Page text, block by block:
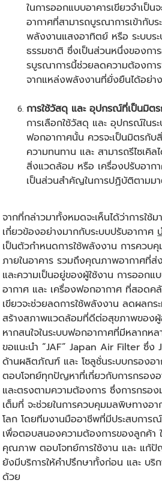
ในการออกแบบอาคารเขียวจำเป็
อากาศที่สามารถบูรณาการเข้ากับ
พลังงานแสงอาทิตย์ หรือ ระบบร
ธรรมชาติ ซึ่งเป็นส่วนหนึ่งของกา
รบูรณาการนี้ช่วยลดความต้องกา
จากแหล่งพลังงานที่ยั่งยืนได้อย่า
การใช้วัสดุ และ อุปกรณ์ที่เป็นมิต
การเลือกใช้วัสดุ และ อุปกรณ์ในร
ฟอกอากาศนั้น ควรจะเป็นมิตรกั
ความทนทาน และ สามารถรีไซเคิ
สิ่งแวดล้อม หรือ เครื่องปรับอาก
เป็นส่วนสำคัญในการปฏิบัติตามมา
จากที่กล่าวมาทั้งหมดจะเห็นได้ว่าการใช้
เกี่ยวข้องอย่างมากกับระบบปรับอากาศ
เป็นตัวกำหนดการใช้พลังงาน การคว
ภายในอาคาร รวมถึงคุณภาพอากาศที่
และความเป็นอยู่ของผู้ใช้งาน การออกแ
อากาศ และ เครื่องฟอกอากาศ ที่สอดค
เขียวจะช่วยลดการใช้พลังงาน ลดผลก
สร้างสภาพแวดล้อมที่ดีต่อสุขภาพของผู้
หากสนใจในระบบฟอกอากาศที่มีหลากหล
ขอแนะนำ “JAF” Japan Air Filter ซึ่ง
ด้านผลิตภัณฑ์ และ โซลูชั่นระบบกรองอา
ตอบโจทย์ทุกปัญหาที่เกี่ยวกับการกรอง
และตรงตามความต้องการ ซึ่งการกรอ
เต็มที่ จะช่วยในการควบคุมมลพิษทางอ
โลกโดยทีมงานมืออาชีพที่มีประสบการณ์
เพื่อตอบสนองความต้องการของลูกค้า
คุณภาพ ตอบโจทย์การใช้งาน และ แก้
ยังมีบริการให้คำปรึกษาทั้งก่อน และ บริ
ด้วย